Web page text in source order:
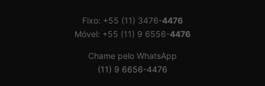
Fixo: +55 (11) 3476-4476
Móvel: +55 (11) 9 6556-4476
Chame pelo WhatsApp
(11) 9 6656-4476